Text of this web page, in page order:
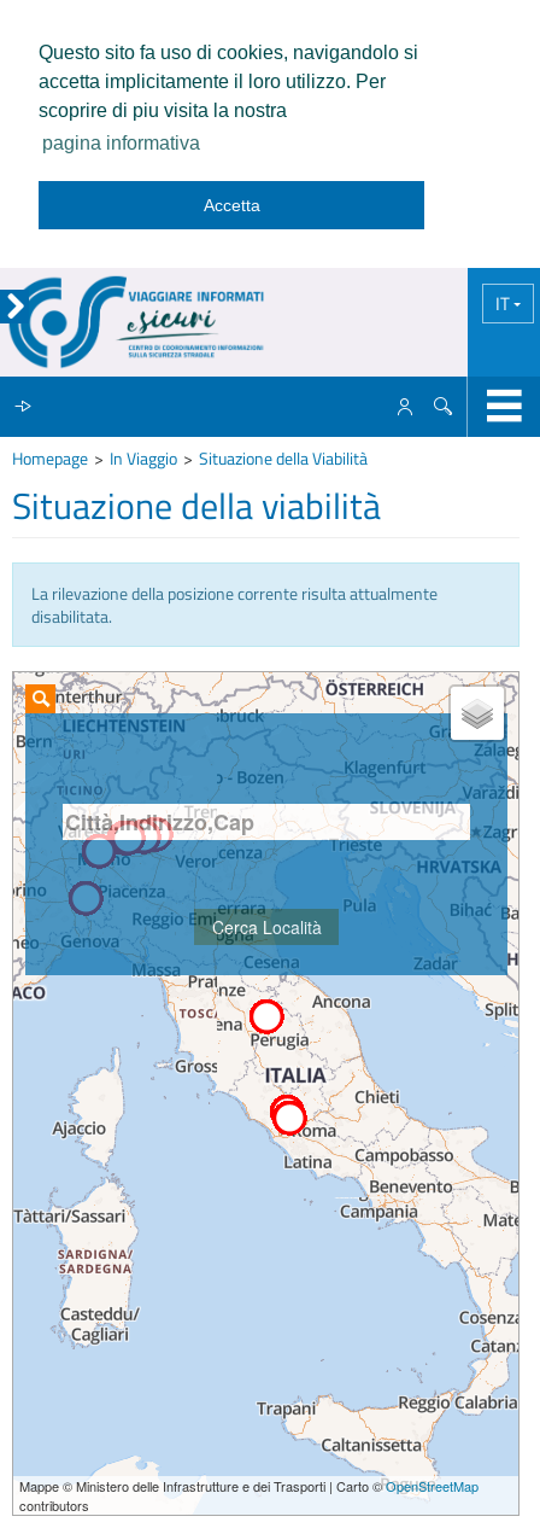
Questo sito fa uso di cookies, navigandolo si
accetta implicitamente il loro utilizzo. Per
scoprire di piu visita la nostra
pagina informativa
Accetta
IT
IL CCISS
INFO E MEDIA
IN VIAGGIO
Homepage In Viaggio Situazione della Viabilità
Situazione della viabilità
La rilevazione della posizione corrente risulta attualmente
disabilitata.
Mappe © Ministero delle Infrastrutture e dei Trasporti | Carto ©OpenStreetMap
contributors